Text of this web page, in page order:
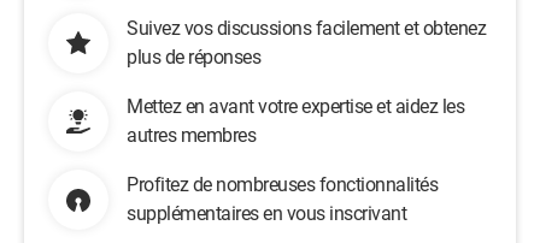
Suivez vos discussions facilement et obtenez
plus de réponses
Mettez en avant votre expertise et aidez les
autres membres
Profitez de nombreuses fonctionnalités
supplémentaires en vous inscrivant